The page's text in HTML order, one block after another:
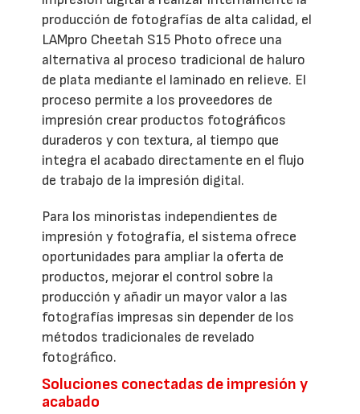
producción de fotografías de alta calidad, el
LAMpro Cheetah S15 Photo ofrece una
alternativa al proceso tradicional de haluro
de plata mediante el laminado en relieve. El
proceso permite a los proveedores de
impresión crear productos fotográficos
duraderos y con textura, al tiempo que
integra el acabado directamente en el flujo
de trabajo de la impresión digital.
Para los minoristas independientes de
impresión y fotografía, el sistema ofrece
oportunidades para ampliar la oferta de
productos, mejorar el control sobre la
producción y añadir un mayor valor a las
fotografías impresas sin depender de los
métodos tradicionales de revelado
fotográfico.
Soluciones conectadas de impresión y
acabado